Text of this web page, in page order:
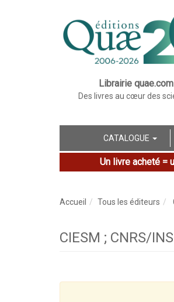
Librairie quae.com
Des livres au cœur des
CATALOGUE
Un livre acheté =
Accueil Tous les éditeurs
CIESM ; CNRS/